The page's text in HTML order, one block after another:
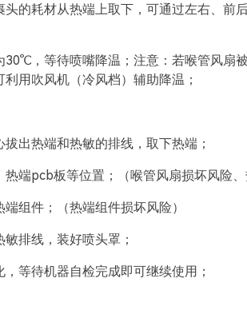
的耗材从热端上取下，可通过左右、前
，等待喷嘴降温；注意：若喉管风扇
用吹风机（冷风档）辅助降温；
出热端和热敏的排线，取下热端；
端pcb板等位置；（喉管风扇损坏风险、
组件；（热端组件损坏风险）
排线，装好喷头罩；
等待机器自检完成即可继续使用；